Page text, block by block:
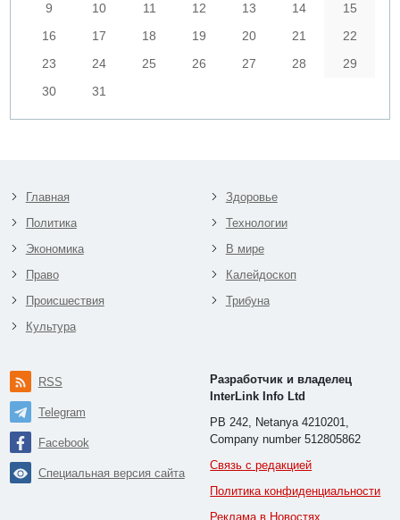
9
10 11 12 13 14
15
16
17 18 19 20 21
22
23
24 25 26 27 28
29
30
31
Главная
Политика
Экономика
Право
Происшествия
Культура
Здоровье
Технологии
В мире
Калейдоскоп
Трибуна
RSS
Telegram
Facebook
Специальная версия сайта
Разработчик и владелец
InterLink Info Ltd
PB 242, Netanya 4210201,
Company number 512805862
Связь с редакцией
Политика конфиденциальности
Реклама в Новостях